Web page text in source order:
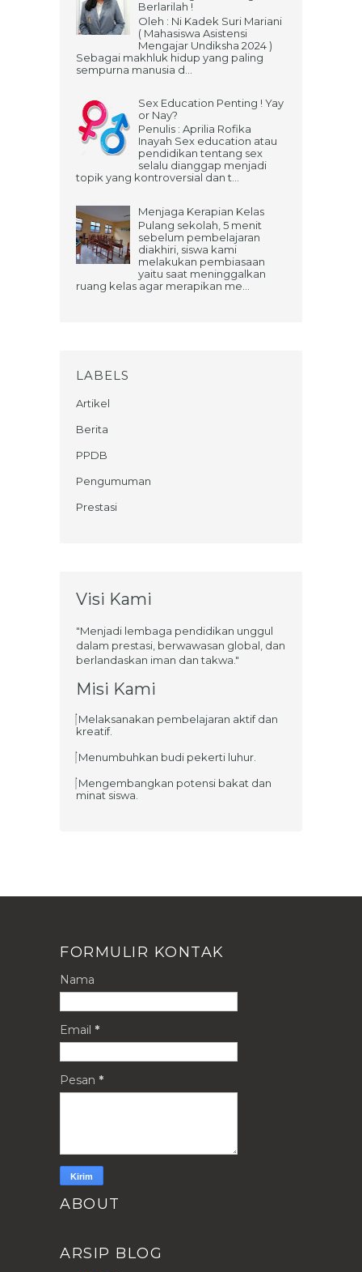
Berlarilah !
Oleh : Ni Kadek Suri Mariani
( Mahasiswa Asistensi
Mengajar Undiksha 2024 )
Sebagai makhluk hidup yang paling
sempurna manusia d...
Sex Education Penting ! Yay
or Nay?
Penulis : Aprilia Rofika
Inayah Sex education atau
pendidikan tentang sex
selalu dianggap menjadi
topik yang kontroversial dan t...
Menjaga Kerapian Kelas
Pulang sekolah, 5 menit
sebelum pembelajaran
diakhiri, siswa kami
melakukan pembiasaan
yaitu saat meninggalkan
ruang kelas agar merapikan me...
LABELS
Artikel
Berita
PPDB
Pengumuman
Prestasi
Visi Kami
"Menjadi lembaga pendidikan unggul
dalam prestasi, berwawasan global, dan
berlandaskan iman dan takwa."
Misi Kami
Melaksanakan pembelajaran aktif dan
kreatif.
Menumbuhkan budi pekerti luhur.
Mengembangkan potensi bakat dan
minat siswa.
FORMULIR KONTAK
Nama
Email *
Pesan *
ABOUT
ARSIP BLOG